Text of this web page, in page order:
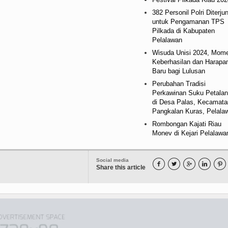
382 Personil Polri
untuk Pengamanan TPS
Pilkada di Kabupaten
Pelalawan
Wisuda Unisi 2024,
Keberhasilan dan
Baru bagi Lulusan
Perubahan Tradisi
Perkawinan Suku
di Desa Palas,
Pangkalan Kuras,
Rombongan Kajati Riau
Monev di Kejari
Social media
Share this article     